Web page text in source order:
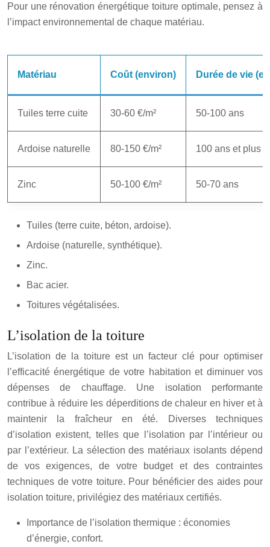
Pour une rénovation énergétique toiture optimale, pensez à
l’impact environnemental de chaque matériau.
Matériau Coût (environ) Durée de vie
Tuiles terre cuite 30-60 €/m² 50-100 ans
Ardoise naturelle 80-150 €/m² 100 ans et plus
Zinc 50-100 €/m² 50-70 ans
Tuiles (terre cuite, béton, ardoise).
Ardoise (naturelle, synthétique).
Zinc.
Bac acier.
Toitures végétalisées.
L’isolation de la toiture
L’isolation de la toiture est un facteur clé pour optimiser
l’efficacité énergétique de votre habitation et diminuer vos
dépenses de chauffage. Une isolation performante
contribue à réduire les déperditions de chaleur en hiver et à
maintenir la fraîcheur en été. Diverses techniques
d’isolation existent, telles que l’isolation par l’intérieur ou
par l’extérieur. La sélection des matériaux isolants dépend
de vos exigences, de votre budget et des contraintes
techniques de votre toiture. Pour bénéficier des aides pour
isolation toiture, privilégiez des matériaux certifiés.
Importance de l’isolation thermique : économies
d’énergie, confort.